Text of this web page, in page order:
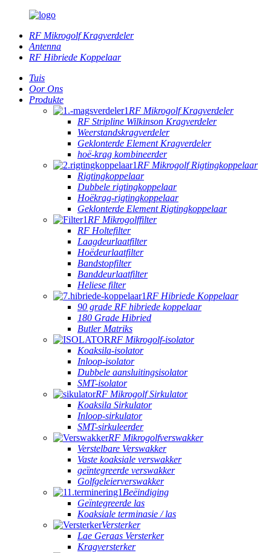
RF Mikrogolf Kragverdeler
Antenna
RF Hibriede Koppelaar
Tuis
Oor Ons
Produkte
RF Mikrogolf Kragverdeler
RF Stripline Wilkinson Kragverdeler
Weerstandskragverdeler
Geklonterde Element Kragverdeler
hoë-krag kombineerder
RF Mikrogolf Rigtingkoppelaar
Rigtingkoppelaar
Dubbele rigtingkoppelaar
Hoëkrag-rigtingkoppelaar
Geklonterde Element Rigtingkoppelaar
RF Mikrogolffilter
RF Holtefilter
Laagdeurlaatfilter
Hoëdeurlaatfilter
Bandstopfilter
Banddeurlaatfilter
Heliese filter
RF Hibriede Koppelaar
90 grade RF hibriede koppelaar
180 Grade Hibried
Butler Matriks
RF Mikrogolf-isolator
Koaksila-isolator
Inloop-isolator
Dubbele aansluitingsisolator
SMT-isolator
RF Mikrogolf Sirkulator
Koaksila Sirkulator
Inloop-sirkulator
SMT-sirkuleerder
RF Mikrogolfverswakker
Verstelbare Verswakker
Vaste koaksiale verswakker
geïntegreerde verswakker
Golfgeleierverswakker
Beëindiging
Geïntegreerde las
Koaksiale terminasie / las
Versterker
Lae Geraas Versterker
Kragversterker